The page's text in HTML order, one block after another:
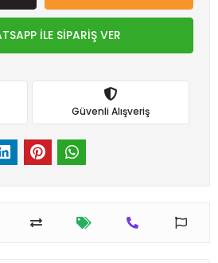
İLE SİPARİŞ VER
Güvenli Alışveriş